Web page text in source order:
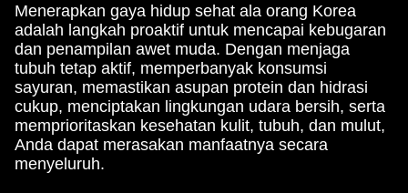
Menerapkan gaya hidup sehat ala orang Korea
adalah langkah proaktif untuk mencapai kebugaran
dan penampilan awet muda. Dengan menjaga
tubuh tetap aktif, memperbanyak konsumsi
sayuran, memastikan asupan protein dan hidrasi
cukup, menciptakan lingkungan udara bersih, serta
memprioritaskan kesehatan kulit, tubuh, dan mulut,
Anda dapat merasakan manfaatnya secara
menyeluruh.